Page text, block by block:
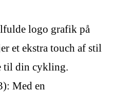
logo grafik på
et ekstra touch af stil
til din cykling.
Med en